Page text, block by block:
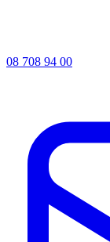
08 708 94 00